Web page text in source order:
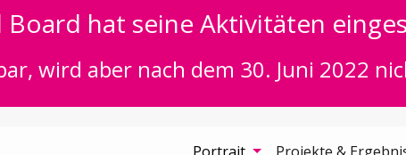
Board hat seine Aktivitäten
wird aber nach dem 30. Juni 2022